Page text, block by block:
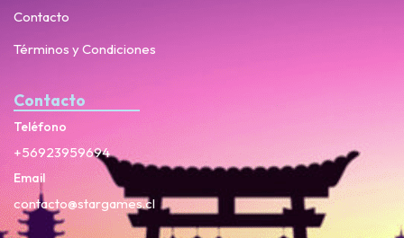
Contacto
Términos y Condiciones
Contacto
Teléfono
+56923959694
Email
contacto@stargames.cl